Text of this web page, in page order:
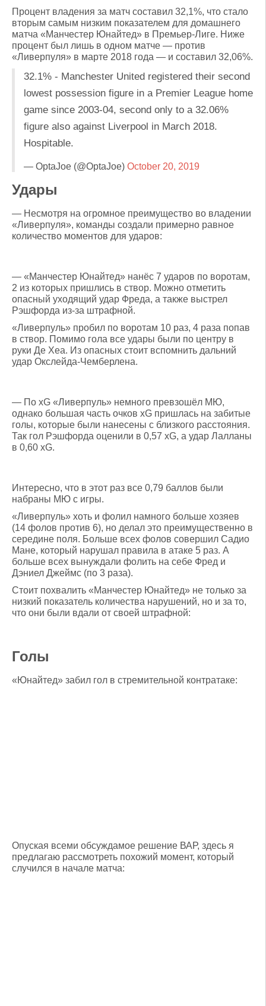
Процент владения за матч составил 32,1%, что стало
вторым самым низким показателем для домашнего
матча «Манчестер Юнайтед» в Премьер-Лиге. Ниже
процент был лишь в одном матче — против
«Ливерпуля» в марте 2018 года — и составил 32,06%.
32.1% - Manchester United registered their second
lowest possession figure in a Premier League home
game since 2003-04, second only to a 32.06%
figure also against Liverpool in March 2018.
Hospitable.
— OptaJoe (@OptaJoe) October 20, 2019
Удары
— Несмотря на огромное преимущество во владении
«Ливерпуля», команды создали примерно равное
количество моментов для ударов:
— «Манчестер Юнайтед» нанёс 7 ударов по воротам,
2 из которых пришлись в створ. Можно отметить
опасный уходящий удар Фреда, а также выстрел
Рэшфорда из-за штрафной.
«Ливерпуль» пробил по воротам 10 раз, 4 раза попав
в створ. Помимо гола все удары были по центру в
руки Де Хеа. Из опасных стоит вспомнить дальний
удар Окслейда-Чемберлена.
— По xG «Ливерпуль» немного превзошёл МЮ,
однако большая часть очков xG пришлась на забитые
голы, которые были нанесены с близкого расстояния.
Так гол Рэшфорда оценили в 0,57 xG, а удар Лалланы
в 0,60 xG.
Интересно, что в этот раз все 0,79 баллов были
набраны МЮ с игры.
«Ливерпуль» хоть и фолил намного больше хозяев
(14 фолов против 6), но делал это преимущественно в
середине поля. Больше всех фолов совершил Садио
Мане, который нарушал правила в атаке 5 раз. А
больше всех вынуждали фолить на себе Фред и
Дэниел Джеймс (по 3 раза).
Стоит похвалить «Манчестер Юнайтед» не только за
низкий показатель количества нарушений, но и за то,
что они были вдали от своей штрафной:
Голы
«Юнайтед» забил гол в стремительной контратаке:
Опуская всеми обсуждамое решение ВАР, здесь я
предлагаю рассмотреть похожий момент, который
случился в начале матча: